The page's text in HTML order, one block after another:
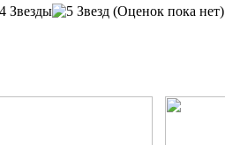
(Оценок пока нет)